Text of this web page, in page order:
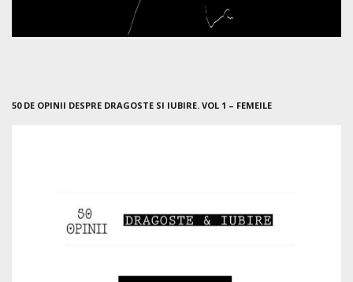
50 DE OPINII DESPRE DRAGOSTE SI IUBIRE. VOL 1 – FEMEILE